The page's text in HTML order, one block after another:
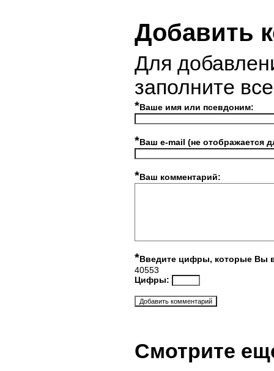
Добавить
Для
заполните
*Ваше имя или псевдоним:
*Ваш e-mail (не отображается
*Ваш комментарий:
*Введите цифры, которые Вы
40553
Цифры:
Смотрите